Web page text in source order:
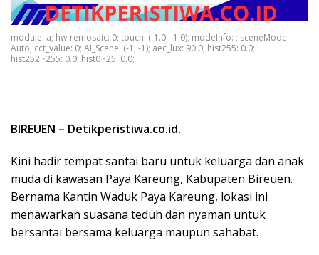
module: a; hw-remosaic: 0; touch: (-1.0, -1.0); modeInfo: ; sceneMode:
Auto; cct_value: 0; AI_Scene: (-1, -1); aec_lux: 90.0; hist255: 0.0;
hist252~255: 0.0; hist0~25: 0.0;
BIREUEN – Detikperistiwa.co.id.
Kini hadir tempat santai baru untuk keluarga dan anak
muda di kawasan Paya Kareung, Kabupaten Bireuen.
Bernama Kantin Waduk Paya Kareung, lokasi ini
menawarkan suasana teduh dan nyaman untuk
bersantai bersama keluarga maupun sahabat.